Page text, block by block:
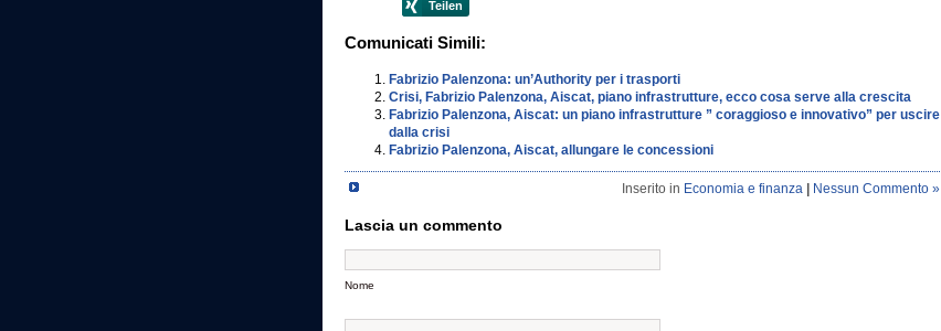
Comunicati Simili:
Fabrizio Palenzona: un’Authority per i trasporti
Crisi, Fabrizio Palenzona, Aiscat, piano infrastrutture, ecco cosa serve alla crescita
Fabrizio Palenzona, Aiscat: un piano infrastrutture ” coraggioso e innovativo” per uscire
dalla crisi
Fabrizio Palenzona, Aiscat, allungare le concessioni
Inserito in Economia e finanza Nessun Commento »
Lascia un commento
Nome